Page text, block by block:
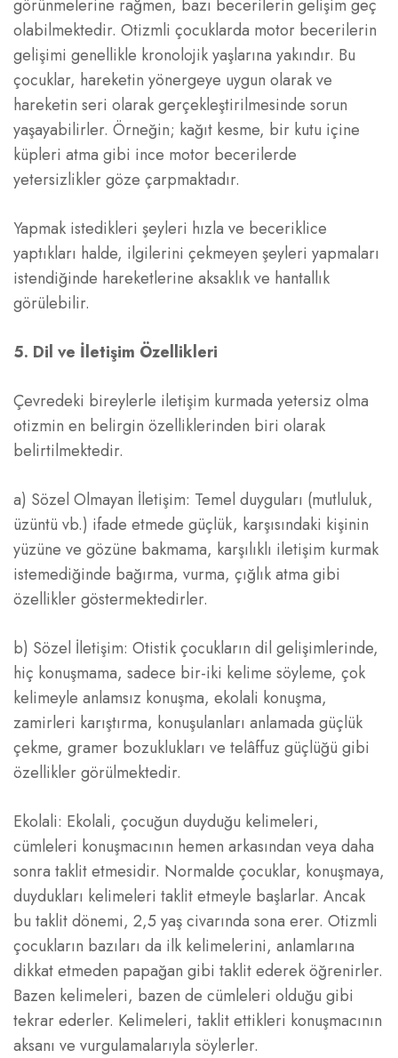
görünmelerine rağmen, bazı becerilerin gelişim geç
olabilmektedir. Otizmli çocuklarda motor becerilerin
gelişimi genellikle kronolojik yaşlarına yakındır. Bu
çocuklar, hareketin yönergeye uygun olarak ve
hareketin seri olarak gerçekleştirilmesinde sorun
yaşayabilirler. Örneğin; kağıt kesme, bir kutu içine
küpleri atma gibi ince motor becerilerde
yetersizlikler göze çarpmaktadır.
Yapmak istedikleri şeyleri hızla ve beceriklice
yaptıkları halde, ilgilerini çekmeyen şeyleri yapmaları
istendiğinde hareketlerine aksaklık ve hantallık
görülebilir.
5. Dil ve İletişim Özellikleri
Çevredeki bireylerle iletişim kurmada yetersiz olma
otizmin en belirgin özelliklerinden biri olarak
belirtilmektedir.
a) Sözel Olmayan İletişim: Temel duyguları (mutluluk,
üzüntü vb.) ifade etmede güçlük, karşısındaki kişinin
yüzüne ve gözüne bakmama, karşılıklı iletişim kurmak
istemediğinde bağırma, vurma, çığlık atma gibi
özellikler göstermektedirler.
b) Sözel İletişim: Otistik çocukların dil gelişimlerinde,
hiç konuşmama, sadece bir-iki kelime söyleme, çok
kelimeyle anlamsız konuşma, ekolali konuşma,
zamirleri karıştırma, konuşulanları anlamada güçlük
çekme, gramer bozuklukları ve telâffuz güçlüğü gibi
özellikler görülmektedir.
Ekolali: Ekolali, çocuğun duyduğu kelimeleri,
cümleleri konuşmacının hemen arkasından veya daha
sonra taklit etmesidir. Normalde çocuklar, konuşmaya,
duydukları kelimeleri taklit etmeyle başlarlar. Ancak
bu taklit dönemi, 2,5 yaş civarında sona erer. Otizmli
çocukların bazıları da ilk kelimelerini, anlamlarına
dikkat etmeden papağan gibi taklit ederek öğrenirler.
Bazen kelimeleri, bazen de cümleleri olduğu gibi
tekrar ederler. Kelimeleri, taklit ettikleri konuşmacının
aksanı ve vurgulamalarıyla söylerler.